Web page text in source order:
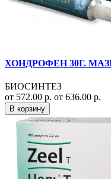
ХОНДРОФЕН 30Г.
БИОСИНТЕЗ
от 572.00 р. от 636.00 р.
В корзину